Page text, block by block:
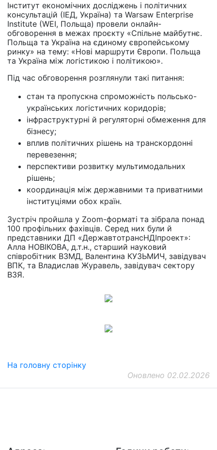
Інститут економічних досліджень і політичних
консультацій (ІЕД, Україна) та Warsaw Enterprise
Institute (WEI, Польща) провели онлайн-
обговорення в межах проєкту «Спільне майбутнє.
Польща та Україна на єдиному європейському
ринку» на тему: «Нові маршрути Європи. Польща
та Україна між логістикою і політикою».
Під час обговорення розглянули такі питання:
стан та пропускна спроможність польсько-
українських логістичних коридорів;
інфраструктурні й регуляторні обмеження для
бізнесу;
вплив політичних рішень на транскордонні
перевезення;
перспективи розвитку мультимодальних
рішень;
координація між державними та приватними
інституціями обох країн.
Зустріч пройшла у Zoom-форматі та зібрала понад
100 профільних фахівців. Серед них були й
представники ДП «ДержавтотрансНДІпроект»:
Алла НОВІКОВА, д.т.н., старший науковий
співробітник ВЗМД, Валентина КУЗЬМИЧ, завідувач
ВПК, та Владислав Журавель, завідувач сектору
ВЗЯ.
На головну сторінку
Оновлено 02.02.2026